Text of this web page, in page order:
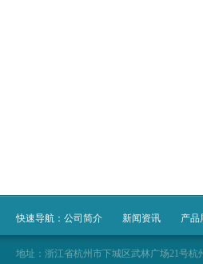
快速导航： 公司简介 新闻资讯 产品
地址：浙江省杭州市下城区武林广场21号杭